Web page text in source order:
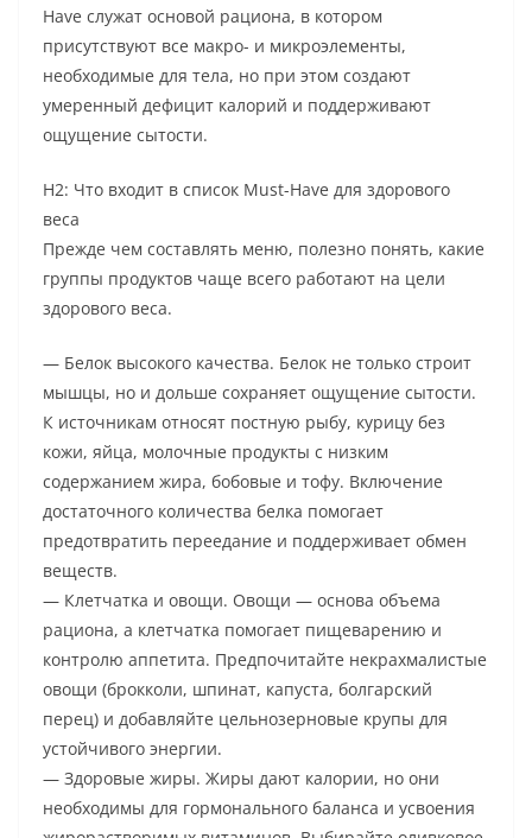
Have служат основой рациона, в котором
присутствуют все макро- и микроэлементы,
необходимые для тела, но при этом создают
умеренный дефицит калорий и поддерживают
ощущение сытости.
H2: Что входит в список Must-Have для здорового
веса
Прежде чем составлять меню, полезно понять, какие
группы продуктов чаще всего работают на цели
здорового веса.
— Белок высокого качества. Белок не только строит
мышцы, но и дольше сохраняет ощущение сытости.
К источникам относят постную рыбу, курицу без
кожи, яйца, молочные продукты с низким
содержанием жира, бобовые и тофу. Включение
достаточного количества белка помогает
предотвратить переедание и поддерживает обмен
веществ.
— Клетчатка и овощи. Овощи — основа объема
рациона, а клетчатка помогает пищеварению и
контролю аппетита. Предпочитайте некрахмалистые
овощи (брокколи, шпинат, капуста, болгарский
перец) и добавляйте цельнозерновые крупы для
устойчивого энергии.
— Здоровые жиры. Жиры дают калории, но они
необходимы для гормонального баланса и усвоения